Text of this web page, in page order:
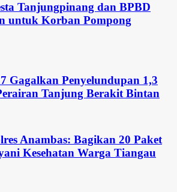
Tanjungpinang dan BPBD
untuk Korban Pompong
Gagalkan Penyelundupan 1,3
Tanjung Berakit Bintan
Anambas: Bagikan 20 Paket
Kesehatan Warga Tiangau